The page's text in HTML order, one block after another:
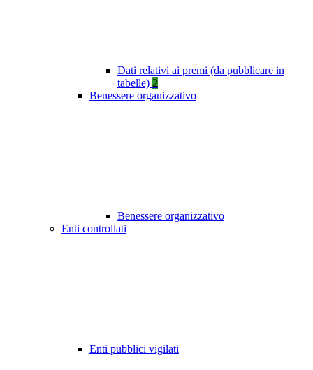
Dati relativi ai premi (da pubblicare in
tabelle) 2
Benessere organizzativo
Benessere organizzativo
Enti controllati
Enti pubblici vigilati